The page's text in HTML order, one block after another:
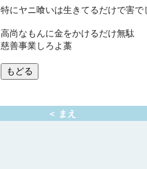
特にヤニ喰いは生きてるだけで害で
高尚なもんに金をかけるだけ無駄
慈善事業しろよ藁
＜ まえ